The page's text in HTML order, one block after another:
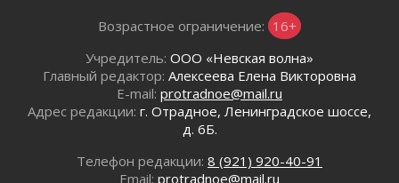
Лето без гаджетов
01 августа 2026
Болезнь девственниц и вампиров
Безмолвный крик о помощи
В музей всей семьёй
Возрастное ограничение: 16+
Учредитель: ООО «Невская волна»
Главный редактор: Алексеева Елена Викторовна
E-mail: protradnoe@mail.ru
Адрес редакции: г. Отрадное, Ленинградское шоссе,
д. 6Б.
Телефон редакции: 8 (921) 920-40-91
Email: protradnoe@mail.ru